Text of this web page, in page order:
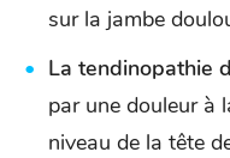
sur la jambe
La tendinopathie
par une douleur à
niveau de la tête